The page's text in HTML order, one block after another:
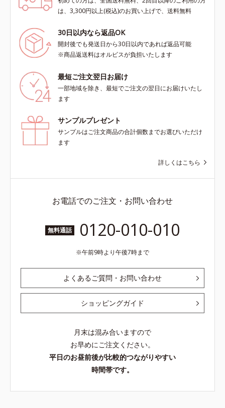
は、3,300円以上(税込)のお買い上げで、送料無料
30日以内なら返品OK
開封後でも発送日から30日以内であれば返品可能
※商品返送料はオルビスが負担いたします
最短ご注文翌日お届け
一部地域を除き、最短でご注文の翌日にお届けいたし
ます
サンプルプレゼント
サンプルはご注文商品の合計個数までお選びいただけ
ます
詳しくはこちら
お電話でのご注文・お問い合わせ
無料通話 0120-010-010
午前9時より午後7時まで
よくあるご質問・お問い合わせ
ショッピングガイド
月末は混み合いますので
お早めにご注文ください。
平日のお昼前後が比較的つながりやすい
時間帯です。